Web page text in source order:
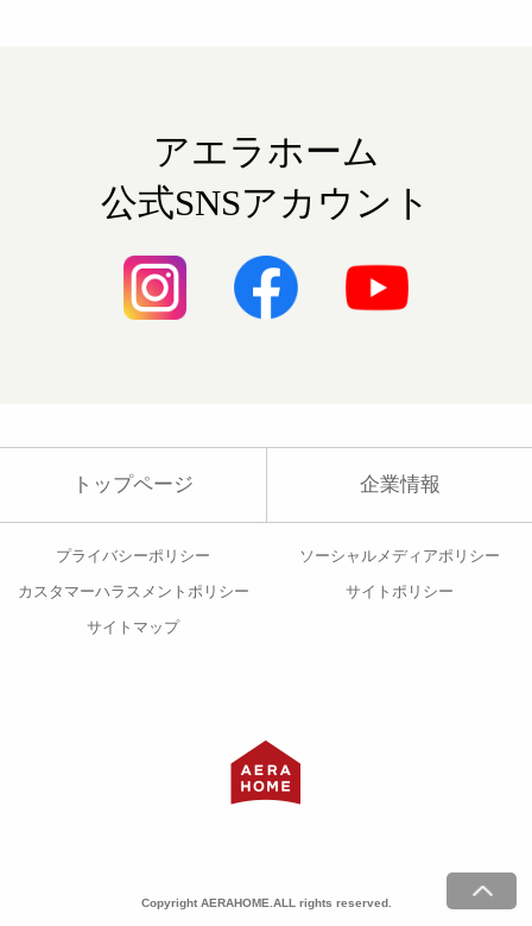
アエラホーム
公式SNSアカウント
トップページ 企業情報
プライバシーポリシー ソーシャルメディアポリシー
カスタマーハラスメントポリシー サイトポリシー
サイトマップ
Copyright AERAHOME.ALL rights reserved.